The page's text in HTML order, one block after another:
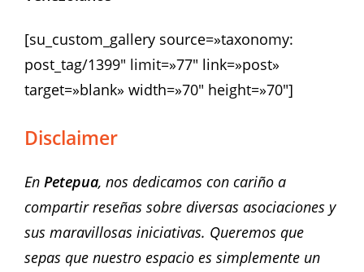
[su_custom_gallery source=»taxonomy:
post_tag/1399″ limit=»77″ link=»post»
target=»blank» width=»70″ height=»70″]
Disclaimer
En Petepua, nos dedicamos con cariño a
compartir reseñas sobre diversas asociaciones y
sus maravillosas iniciativas. Queremos que
sepas que nuestro espacio es simplemente un